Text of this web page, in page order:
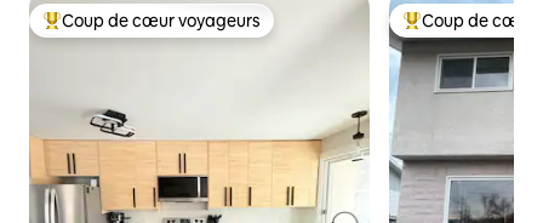
Coups de cœur voyageurs les plus appréciés
Coup de cœur voyageurs Coups de cœur
Coup de cœur